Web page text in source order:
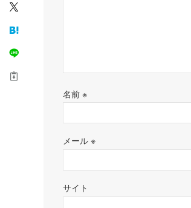
名前※
メール※
サイト